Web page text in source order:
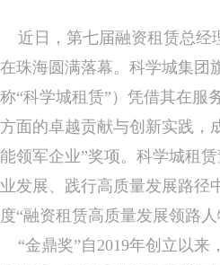
近日，第七届融资租赁总经
在珠海圆满落幕。科学城集团
称“科学城租赁”）凭借其在服
方面的卓越贡献与创新实践，
能领军企业”奖项。科学城租
业发展、践行高质量发展路径
度“融资租赁高质量发展领路人
“金鼎奖”自2019年创立以